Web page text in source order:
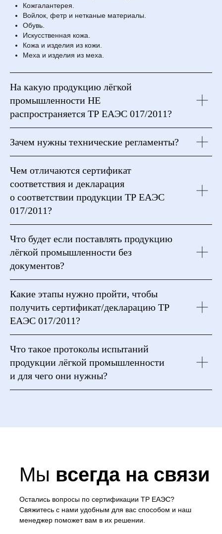
Кожгалантерея.
Войлок, фетр и нетканые материалы.
Обувь.
Искусственная кожа.
Кожа и изделия из кожи.
Меха и изделия из меха.
На какую продукцию лёгкой
промышленности НЕ
распространяется ТР ЕАЭС 017/2011?
Зачем нужны технические регламенты?
Чем отличаются сертификат
соответствия и декларация
о соответствии продукции ТР ЕАЭС
017/2011?
Что будет если поставлять продукцию
лёгкой промышленности без
документов?
Какие этапы нужно пройти, чтобы
получить сертификат/декларацию ТР
ЕАЭС 017/2011?
Что такое протоколы испытаний
продукции лёгкой промышленности
и для чего они нужны?
Мы всегда на связи
Остались вопросы по сертификации ТР ЕАЭС?
Свяжитесь с нами удобным для вас способом и наш
менеджер поможет вам в их решении.